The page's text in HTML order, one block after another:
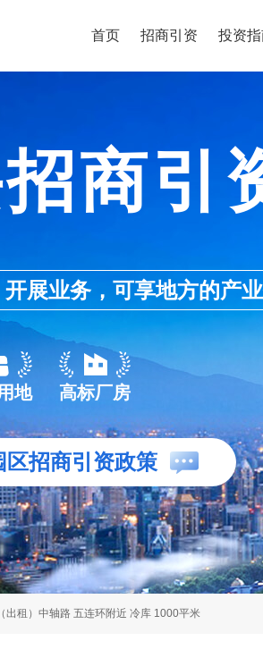
首页 招商引资 投资
商引
展业务，可享地方的产
地 高标厂房
区招商引资政策
（出租）中轴路 五连环附近 冷库 1000平米